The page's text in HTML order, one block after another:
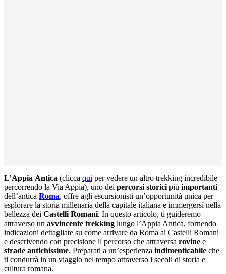
L’Appia Antica (clicca qui per vedere un altro trekking incredibile
percorrendo la Via Appia), uno dei percorsi storicipiù importanti
dell’antica Roma, offre agli escursionisti un’opportunità unica per
esplorare la storia millenaria della capitale italiana e immergersi nella
bellezza dei Castelli Romani. In questo articolo, ti guideremo
attraverso un avvincente trekking lungo l’Appia Antica, fornendo
indicazioni dettagliate su come arrivare da Roma ai Castelli Romani
e descrivendo con precisione il percorso che attraversa rovine e
strade antichissime. Preparati a un’esperienza indimenticabile che
ti condurrà in un viaggio nel tempo attraverso i secoli di storia e
cultura romana.